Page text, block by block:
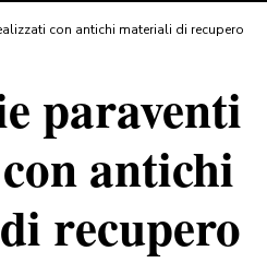
con antichi materiali di recupero
paraventi
antichi
recupero